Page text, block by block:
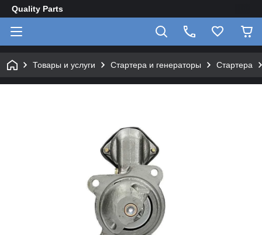
Quality Parts
Товары и услуги Стартера и генераторы Стартера